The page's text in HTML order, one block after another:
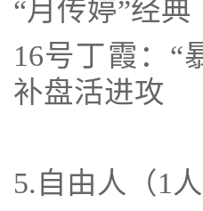
“月传婷”经典
16号丁霞：“
补盘活进攻
5.自由人（1